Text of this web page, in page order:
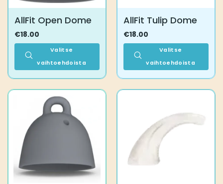
AllFit Open Dome
€18.00
Valitse
vaihtoehdoista
useampi
muunnelma.
Voit
tehdä
valinnat
tuotteen
sivulla.
AllFit Tulip Dome
€18.00
Valitse
vaihtoehdoista
muunnelma.
tehdä
valinnat
tuotteen